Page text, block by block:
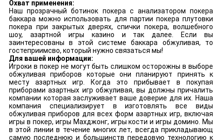
Охват применения:
Наш прозрачный ботинок покера с анализатором покера
баккара можно использовать для партии покера плутовки
покера при закрытых дверях, спички покера, волшебного
шоу, азартной игры казино и так далее. Если вы
заинтересованы в этой системе баккара обжуливая, то
гостеприимсво, который нужно связаться мы!
Для вашей информации:
Игроки в покер не могут быть слишком осторожны в выборе
обжуливая приборов которые они планируют принять к
месту азартных игр. Когда это прибывает в покупая
приборами азартных игр обжуливая, вы должны причалить
компании которая заслуживает ваше доверие для их. Наша
компания специализирует в изготовлять все виды
обжуливая приборов для всех форм азартных игр, включая
игры в покер, игры Махджонг, игры кости и игры домино. Мы
в этой линии в течение многих лет, всегда прикладывающ
самую последнюю и большинств передовую технологию к